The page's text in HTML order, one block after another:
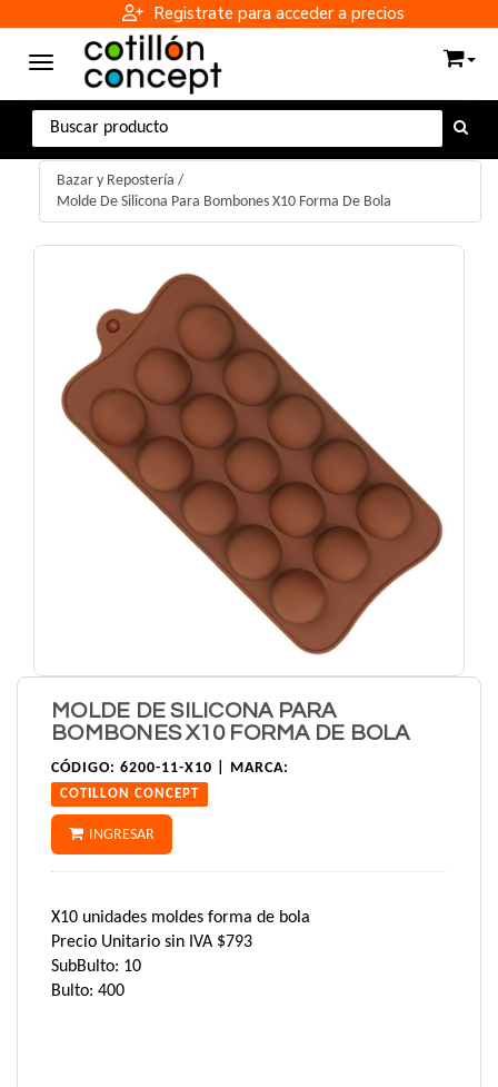
Registrate para acceder a precios
Toggle navigation
Bazar y Repostería /
Molde De Silicona Para Bombones X10 Forma De Bola
MOLDE DE SILICONA PARA
BOMBONES X10 FORMA DE BOLA
CÓDIGO: 6200-11-X10 | MARCA:
COTILLON CONCEPT
INGRESAR
X10 unidades moldes forma de bola
Precio Unitario sin IVA $793
SubBulto: 10
Bulto: 400